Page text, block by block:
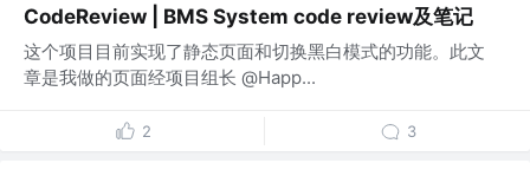
CodeReview | BMS System code review及笔记
这个项目目前实现了静态页面和切换黑白模式的功能。此文
章是我做的页面经项目组长 @Happ...
2 3